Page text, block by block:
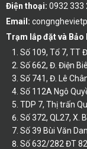
Điện thoại: 0932 333
Email:
Trạm lắp đặt và Bảo
Số 109, Tổ 7, TT
Số 662, Đ. Điện
Số 741, Đ. Lê
Số 112A Ngô
TDP 7, Thị trấn
Số 372, QL27, X.
Số 39 Bùi Văn
Số 632/282 ĐT